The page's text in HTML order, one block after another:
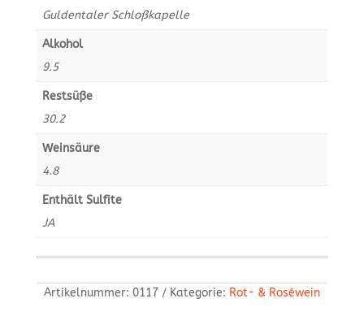
Guldentaler Schloßkapelle
Alkohol
9.5
Restsüße
30.2
Weinsäure
4.8
Enthält Sulfite
JA
Artikelnummer: 0117 Kategorie: Rot- & Roséwein